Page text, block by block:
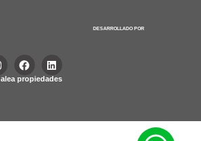
propiedades
DESARROLLADO POR